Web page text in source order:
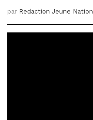
par Redaction Jeune Nation